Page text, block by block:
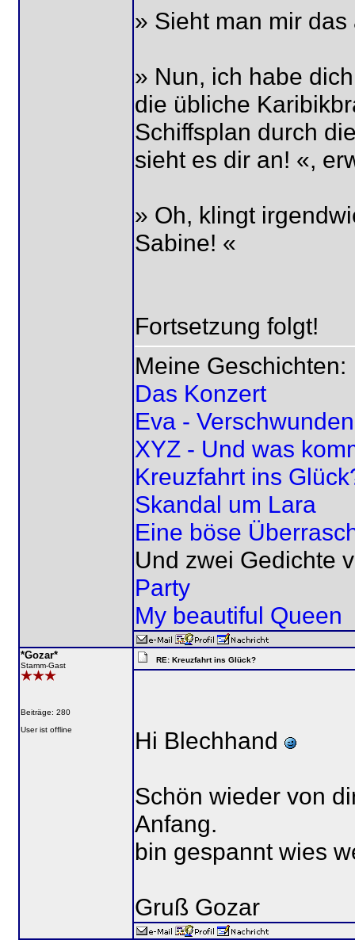
» Sieht man mir
» Nun, ich habe
die übliche
Schiffsplan durch
sieht es dir an! «,
» Oh, klingt
Sabine! «
Fortsetzung folgt!
Meine Geschichten:
Das Konzert
Eva -
XYZ - Und was
Kreuzfahrt ins
Skandal um Lara
Eine böse
Und zwei Gedichte
Party
My beautiful Queen
*Gozar*
Stamm-Gast
Beiträge: 280
User ist offline
RE: Kreuzfahrt ins Glück?
Hi Blechhand
Schön wieder von
Anfang.
bin gespannt wies
Gruß Gozar